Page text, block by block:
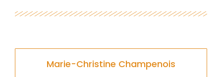
Marie-Christine Champenois